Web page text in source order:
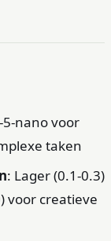
nano voor
taken
: Lager (0.1-0.3)
voor creatieve